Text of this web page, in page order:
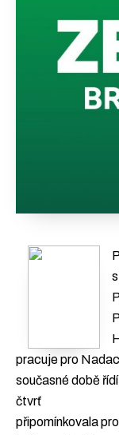
pracuje pro
současné době
čtvrť
připomínkovala